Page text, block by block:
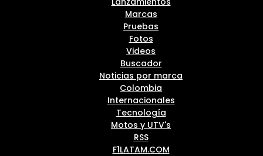
Marcas
Pruebas
Fotos
Videos
Buscador
Noticias por marca
Colombia
Internacionales
Tecnología
Motos y UTV's
RSS
F1LATAM.COM